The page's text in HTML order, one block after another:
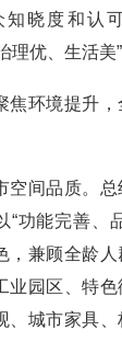
知晓度和认
理优、生活美”
环境提升，
间品质。总
“功能完善、
，兼顾全龄
业园区、特色
、城市家具